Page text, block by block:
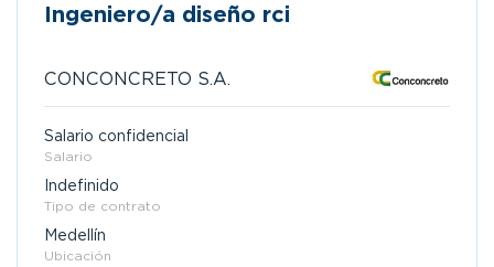
Ingeniero/a diseño rci
CONCONCRETO S.A.
Salario confidencial
Salario
Indefinido
Tipo de contrato
Medellín
Ubicación